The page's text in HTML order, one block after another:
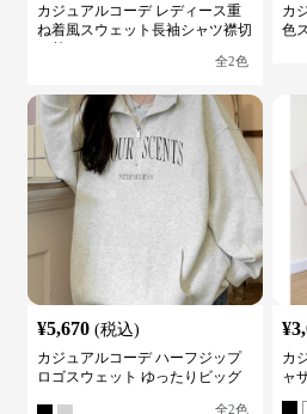
カジュアルコーデ レディース重
ね着風スウェット長袖シャツ襟切
り替え
全2色
カ
色
ゃ
¥5,670 (税込)
カジュアルコーデ ハーフジップ
ロゴスウェット ゆったりビッグ
全2色
¥
カ
ャ